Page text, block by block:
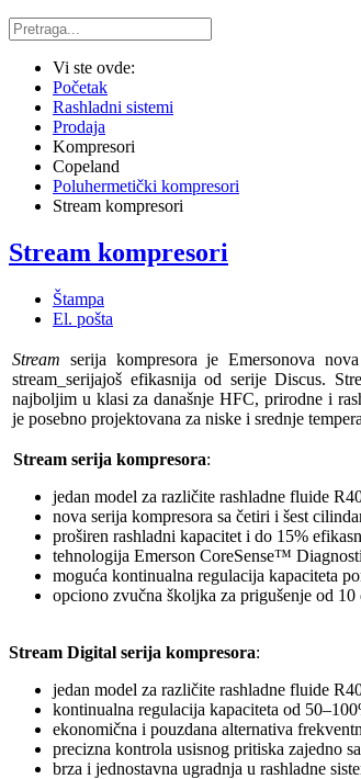
Vi ste ovde:
Početak
Rashladni sistemi
Prodaja
Kompresori
Copeland
Poluhermetički kompresori
Stream kompresori
Stream kompresori
Štampa
El. pošta
Stream serija kompresora je Emersonova
stream_serijajoš efikasnija od serije Discus.
najboljim u klasi za današnje HFC, prirodne i
je posebno projektovana za niske i srednje
Stream serija kompresora:
jedan model za različite rashladne fluide
nova serija kompresora sa četiri i šest
proširen rashladni kapacitet i do 15%
tehnologija Emerson CoreSense™
moguća kontinualna regulacija kapaciteta
opciono zvučna školjka za prigušenje od
Stream Digital serija kompresora:
jedan model za različite rashladne fluide
kontinualna regulacija kapaciteta od
ekonomična i pouzdana alternativa
precizna kontrola usisnog pritiska zajedno
brza i jednostavna ugradnja u rashladne